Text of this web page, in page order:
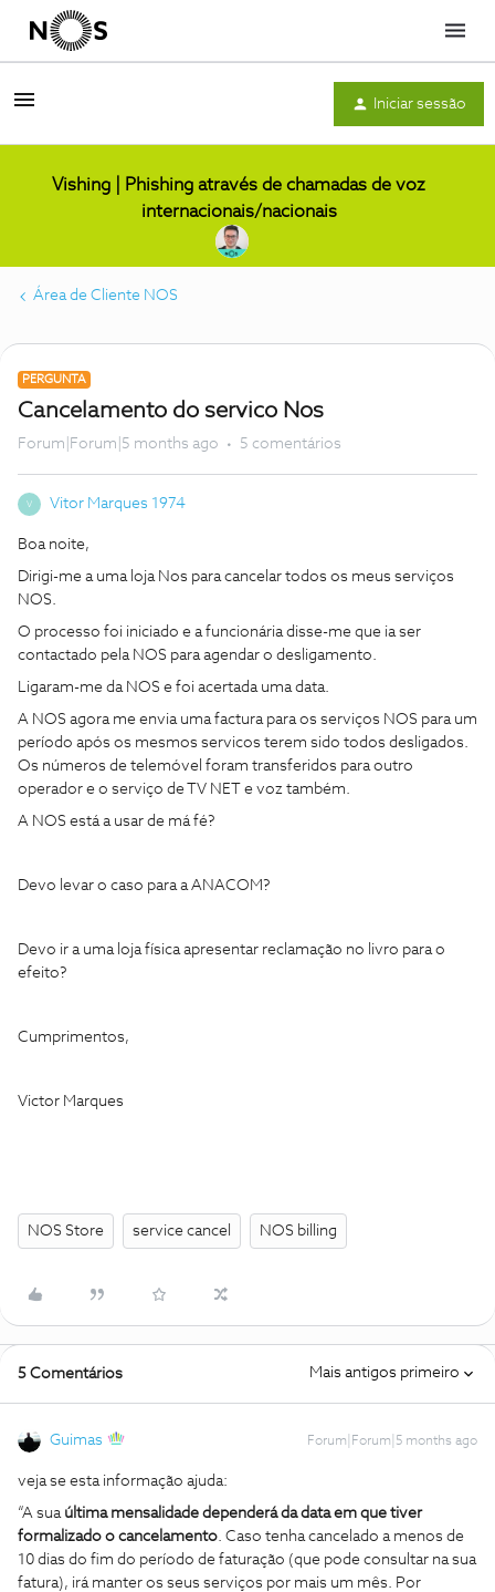
Menu
Iniciar sessão
Vishing | Phishing através de chamadas de voz
internacionais/nacionais
Área de Cliente NOS
PERGUNTA
Cancelamento do servico Nos
Forum|Forum|5 months ago 5 comentários
V Vitor Marques 1974
Boa noite,
Dirigi-me a uma loja Nos para cancelar todos os meus serviços
NOS.
O processo foi iniciado e a funcionária disse-me que ia ser
contactado pela NOS para agendar o desligamento.
Ligaram-me da NOS e foi acertada uma data.
A NOS agora me envia uma factura para os serviços NOS para um
período após os mesmos servicos terem sido todos desligados.
Os números de telemóvel foram transferidos para outro
operador e o serviço de TV NET e voz também.
A NOS está a usar de má fé?
Devo levar o caso para a ANACOM?
Devo ir a uma loja física apresentar reclamação no livro para o
efeito?
Cumprimentos,
Victor Marques
NOS Store service cancel NOS billing
5 Comentários Mais antigos primeiro
Guimas Forum|Forum|5 months ago
veja se esta informação ajuda:
“A sua última mensalidade dependerá da data em que tiver
formalizado o cancelamento. Caso tenha cancelado a menos de
10 dias do fim do período de faturação (que pode consultar na sua
fatura), irá manter os seus serviços por mais um mês. Por